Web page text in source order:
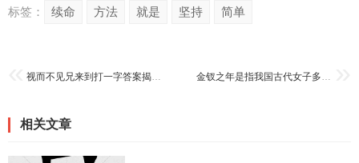
标签： 续命 方法 就是 坚持 简单
视而不见兄来到打一字答案揭晓快来看 金钗之年是指我国古代女子多少岁？(专家解析年龄和文化背景)
相关文章